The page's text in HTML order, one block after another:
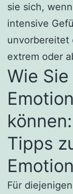
sie sich,
intensive
unvorbereitet
extrem oder
Wie
Tipps
Für